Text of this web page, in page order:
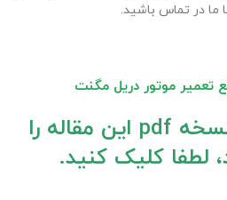
ما در تماس باشید.
تعمیر موتور دریل مگنت
اگر می‌خواهید نسخه pdf این مقاله را
لطفا کلیک کنید.